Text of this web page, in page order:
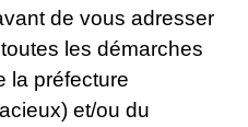
de vous adresser
les démarches
la préfecture
et/ou du